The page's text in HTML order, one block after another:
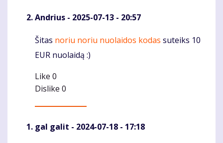
Andrius - 2025-07-13 - 20:57
Komentaras
Šitas noriu noriu nuolaidos kodas suteiks 10
EUR nuolaidą :)
Like 0
Dislike 0
gal galit - 2024-07-18 - 17:18